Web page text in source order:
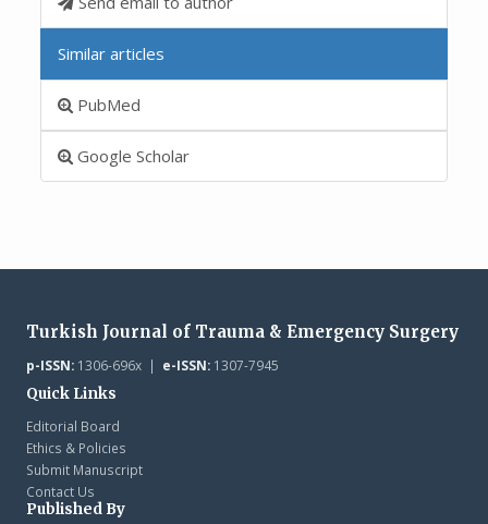
Similar articles
PubMed
Google Scholar
Turkish Journal of Trauma & Emergency Surgery
p-ISSN:1306-696x | e-ISSN:1307-7945
Quick Links
Editorial Board
Ethics & Policies
Submit Manuscript
Contact Us
Published By